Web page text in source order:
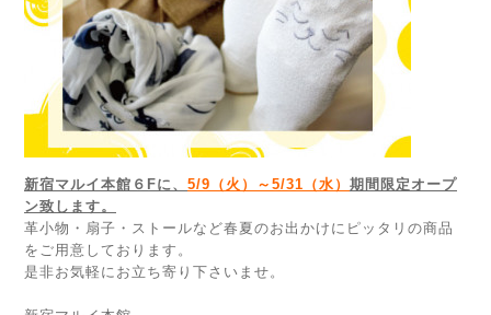
新宿マルイ本館６Fに、 5/9（火）～5/31（水） 期間限定オープ
ン致します。
革小物・扇子・ストールなど春夏のお出かけにピッタリの商品
をご用意しております。
是非お気軽にお立ち寄り下さいませ。